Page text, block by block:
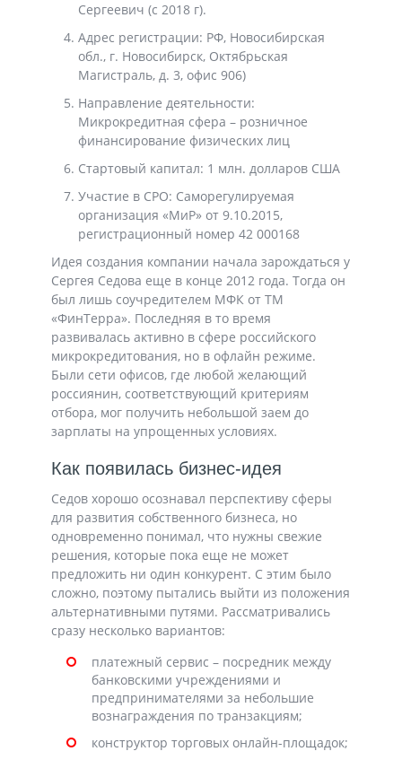
Сергеевич (с 2018 г).
Адрес регистрации: РФ, Новосибирская
обл., г. Новосибирск, Октябрьская
Магистраль, д. 3, офис 906)
Направление деятельности:
Микрокредитная сфера – розничное
финансирование физических лиц
Стартовый капитал: 1 млн. долларов США
Участие в СРО: Саморегулируемая
организация «МиР» от 9.10.2015,
регистрационный номер 42 000168
Идея создания компании начала зарождаться у
Сергея Седова еще в конце 2012 года. Тогда он
был лишь соучредителем МФК от ТМ
«ФинТерра». Последняя в то время
развивалась активно в сфере российского
микрокредитования, но в офлайн режиме.
Были сети офисов, где любой желающий
россиянин, соответствующий критериям
отбора, мог получить небольшой заем до
зарплаты на упрощенных условиях.
Как появилась бизнес-идея
Седов хорошо осознавал перспективу сферы
для развития собственного бизнеса, но
одновременно понимал, что нужны свежие
решения, которые пока еще не может
предложить ни один конкурент. С этим было
сложно, поэтому пытались выйти из положения
альтернативными путями. Рассматривались
сразу несколько вариантов:
платежный сервис – посредник между
банковскими учреждениями и
предпринимателями за небольшие
вознаграждения по транзакциям;
конструктор торговых онлайн-площадок;